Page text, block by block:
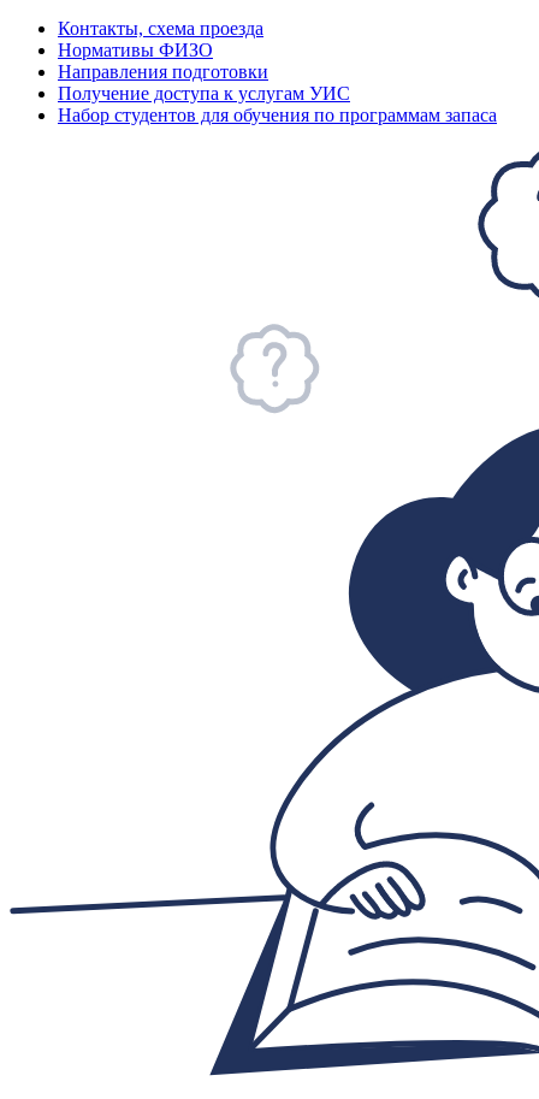
Контакты, схема проезда
Нормативы ФИЗО
Направления подготовки
Получение доступа к услугам УИС
Набор студентов для обучения по программам запаса